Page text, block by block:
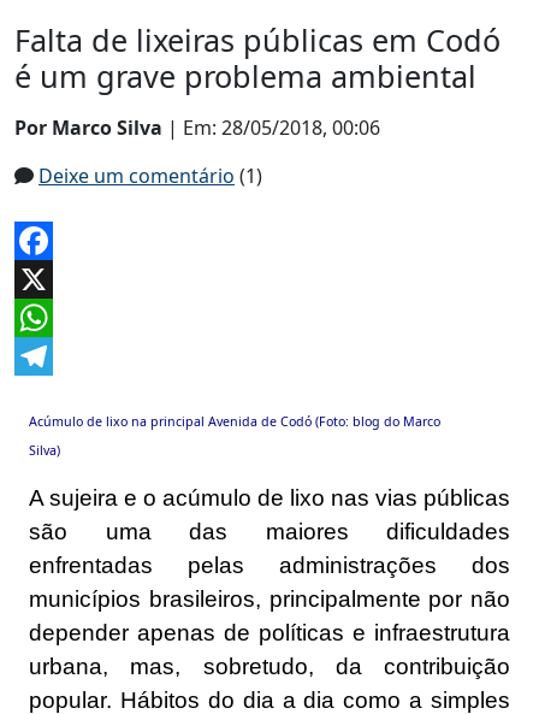
Falta de lixeiras públicas em Codó
é um grave problema ambiental
Por Marco Silva | Em: 28/05/2018, 00:06
Deixe um comentário (1)
Facebook
X
WhatsApp
Acúmulo de lixo na principal Avenida de Codó (Foto: blog do Marco
Silva)
A sujeira e o acúmulo de lixo nas vias públicas
são uma das maiores dificuldades
enfrentadas pelas administrações dos
municípios brasileiros, principalmente por não
depender apenas de políticas e infraestrutura
urbana, mas, sobretudo, da contribuição
popular. Hábitos do dia a dia como a simples